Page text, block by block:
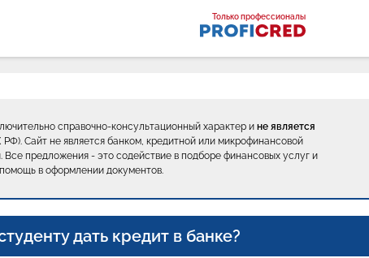
Только профессионалы
справочно-консультационный характер ине является
РФ). Сайт не является банком, кредитной или микрофинансовой
Все предложения - это содействие в подборе финансовых услуг и
помощь в оформлении документов.
дать кредит в банке?